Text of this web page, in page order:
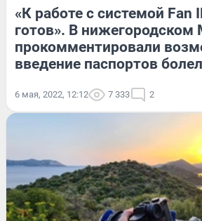
«К работе с системой Fan
готов». В нижегородском
прокомментировали
введение паспортов
6 мая, 2022, 12:12 7 333 2